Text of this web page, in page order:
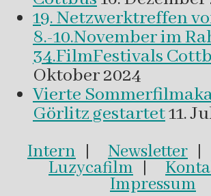
19. Netzwerktreffen
8.-10.November im
34.FilmFestivals
Oktober 2024
Vierte
Görlitz gestartet11.
Intern | Newsletter |
Luzycafilm |
Impressum